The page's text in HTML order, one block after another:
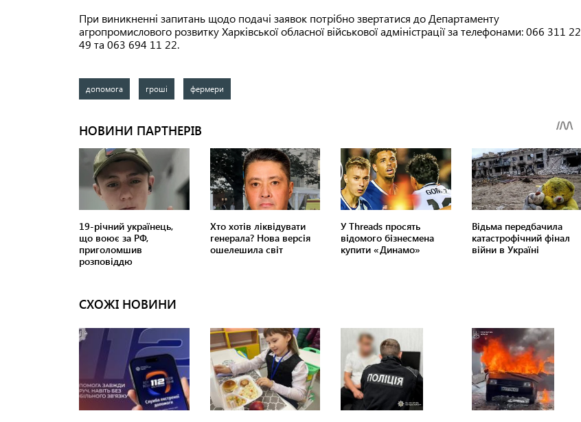
При виникненні запитань щодо подачі заявок потрібно звертатися до Департаменту
агропромислового розвитку Харківської обласної військової адміністрації за телефонами: 066 311 22
49 та 063 694 11 22.
допомога гроші фермери
СХОЖІ НОВИНИ